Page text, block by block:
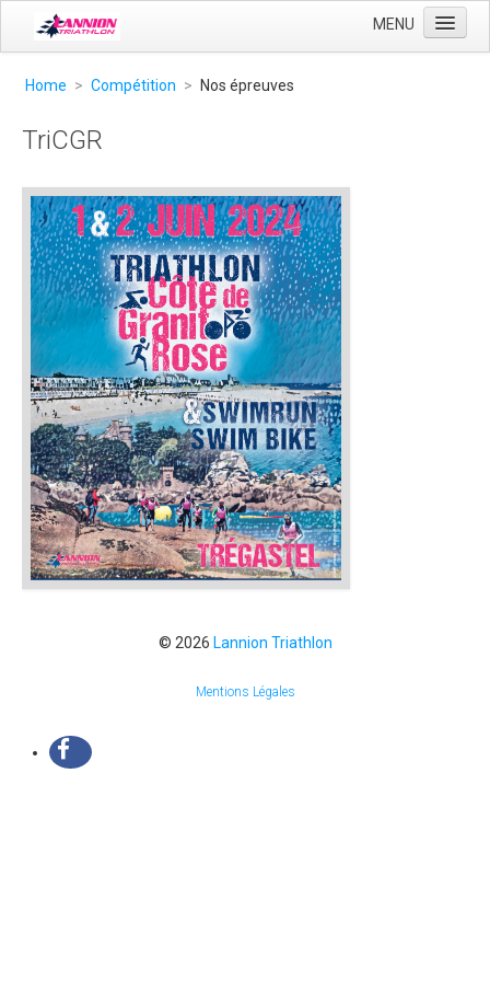
MENU
Entrainement
Compétition
Liens
Home > Compétition > Nos épreuves
TriCGR
© 2026 Lannion Triathlon
Mentions Légales